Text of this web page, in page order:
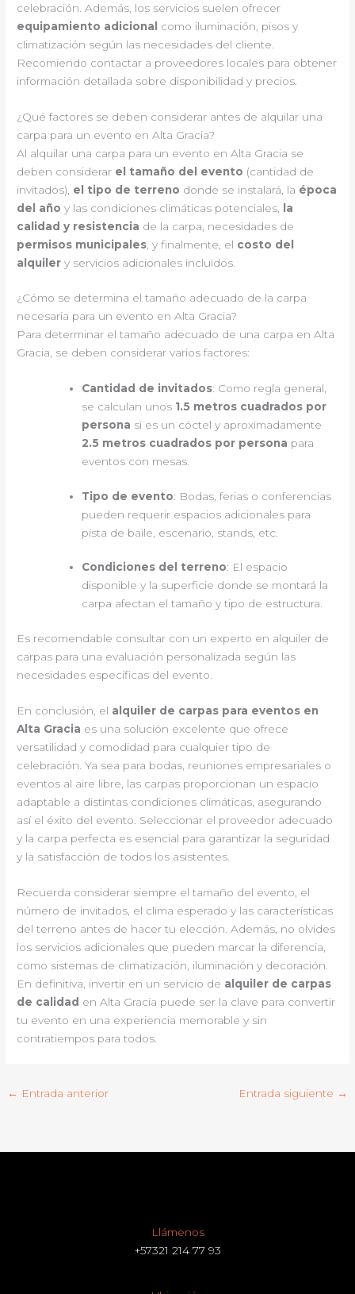
celebración. Además, los servicios suelen ofrecer
equipamiento adicional
como iluminación, pisos y
climatización según las necesidades del cliente.
Recomiendo contactar a proveedores locales para obtener
información detallada sobre disponibilidad y precios.
¿Qué factores se deben considerar antes de alquilar una
carpa para un evento en Alta Gracia?
Al alquilar una carpa para un evento en Alta Gracia se
deben considerar el tamaño del evento (cantidad de
invitados), el tipo de terreno donde se instalará, la época
del año y las condiciones climáticas potenciales, la
calidad y resistencia de la carpa, necesidades de
permisos municipales , y finalmente, el costo del
alquiler y servicios adicionales incluidos.
¿Cómo se determina el tamaño adecuado de la carpa
necesaria para un evento en Alta Gracia?
Para determinar el tamaño adecuado de una carpa en Alta
Gracia, se deben considerar varios factores:
Cantidad de invitados: Como regla general,
se calculan unos 1.5 metros cuadrados por
persona si es un cóctel y aproximadamente
2.5 metros cuadrados por persona para
eventos con mesas.
Tipo de evento: Bodas, ferias o conferencias
pueden requerir espacios adicionales para
pista de baile, escenario, stands, etc.
Condiciones del terreno: El espacio
disponible y la superficie donde se montará la
carpa afectan el tamaño y tipo de estructura.
Es recomendable consultar con un experto en alquiler de
carpas para una evaluación personalizada según las
necesidades específicas del evento.
En conclusión, el alquiler de carpas para eventos en
Alta Gracia es una solución excelente que ofrece
versatilidad y comodidad para cualquier tipo de
celebración. Ya sea para bodas, reuniones empresariales o
eventos al aire libre, las carpas proporcionan un espacio
adaptable a distintas condiciones climáticas, asegurando
así el éxito del evento. Seleccionar el proveedor adecuado
y la carpa perfecta es esencial para garantizar la seguridad
y la satisfacción de todos los asistentes.
Recuerda considerar siempre el tamaño del evento, el
número de invitados, el clima esperado y las características
del terreno antes de hacer tu elección. Además, no olvides
los servicios adicionales que pueden marcar la diferencia,
como sistemas de climatización, iluminación y decoración.
En definitiva, invertir en un servicio de alquiler de carpas
de calidad en Alta Gracia puede ser la clave para convertir
tu evento en una experiencia memorable y sin
contratiempos para todos.
← Entrada anterior Entrada siguiente →
Llámenos
+57321 214 77 93